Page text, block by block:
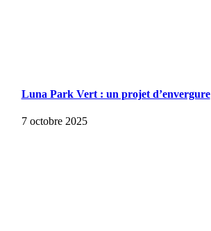
Luna Park Vert : un projet d’envergure
7 octobre 2025